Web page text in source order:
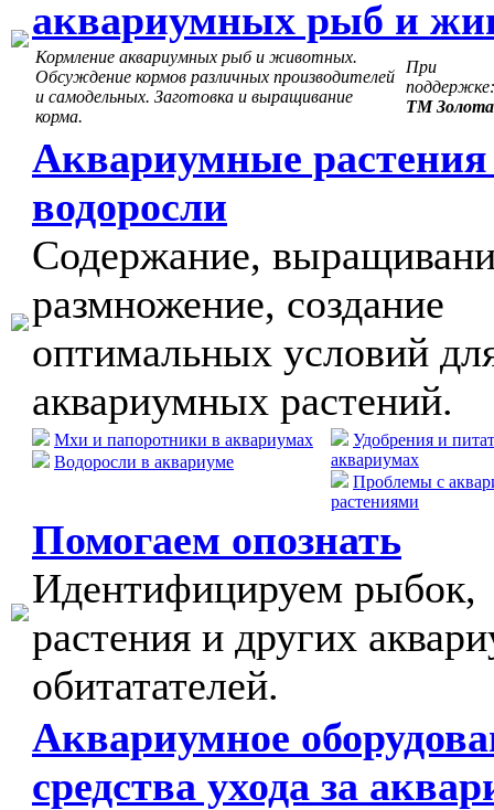
аквариумных рыб и
Кормление аквариумных рыб и животных.
Обсуждение кормов различных производителей
и самодельных. Заготовка и выращивание
корма.
При
поддержке:
ТМ
Аквариумные
водоросли
Содержание,
размножение, создание
оптимальных условий
аквариумных растений.
Мхи и папоротники в аквариумах
Водоросли в аквариуме
Удобрения и
аквариумах
Проблемы с
растениями
Помогаем опознать
Идентифицируем рыбок,
растения и других
обитатателей.
Аквариумное
средства ухода за